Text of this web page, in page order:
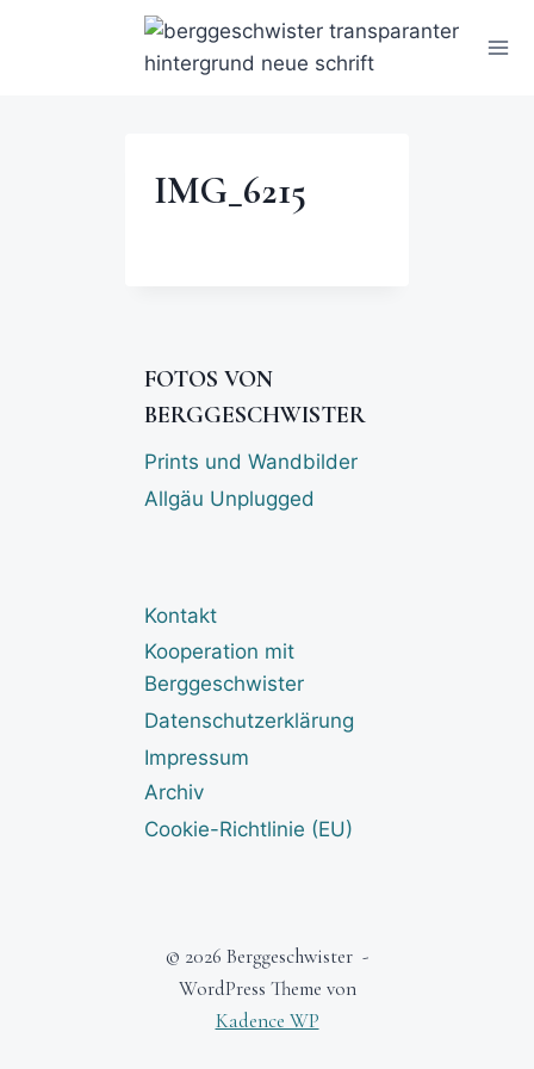
IMG_6215
FOTOS VON
BERGGESCHWISTER
Prints und Wandbilder
Allgäu Unplugged
Kontakt
Kooperation mit
Berggeschwister
Datenschutzerklärung
Impressum
Archiv
Cookie-Richtlinie (EU)
© 2026 Berggeschwister -
WordPress Theme von
Kadence WP